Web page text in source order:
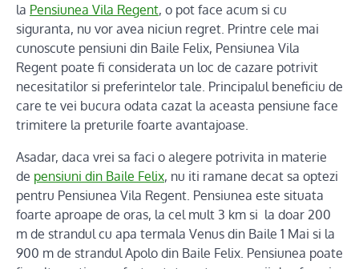
la Pensiunea Vila Regent, o pot face acum si cu
siguranta, nu vor avea niciun regret. Printre cele mai
cunoscute pensiuni din Baile Felix, Pensiunea Vila
Regent poate fi considerata un loc de cazare potrivit
necesitatilor si preferintelor tale. Principalul beneficiu de
care te vei bucura odata cazat la aceasta pensiune face
trimitere la preturile foarte avantajoase.
Asadar, daca vrei sa faci o alegere potrivita in materie
de pensiuni din Baile Felix, nu iti ramane decat sa optezi
pentru Pensiunea Vila Regent. Pensiunea este situata
foarte aproape de oras, la cel mult 3 km si la doar 200
m de strandul cu apa termala Venus din Baile 1 Mai si la
900 m de strandul Apolo din Baile Felix. Pensiunea poate